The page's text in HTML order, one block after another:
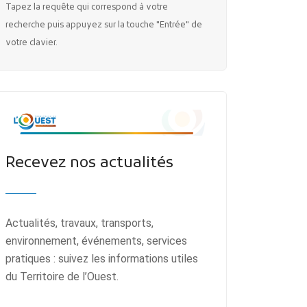
Tapez la requête qui correspond à votre
recherche puis appuyez sur la touche "Entrée" de
votre clavier.
Recevez nos actualités
Actualités, travaux, transports,
environnement, événements, services
pratiques : suivez les informations utiles
du Territoire de l’Ouest.